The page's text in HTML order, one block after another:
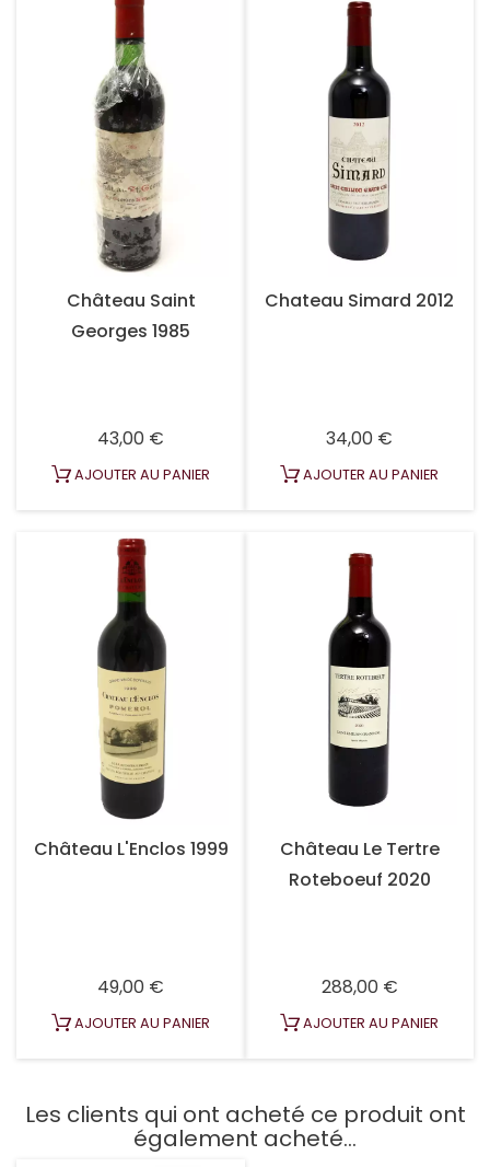
Château Saint
Georges 1985
43,00 €
AJOUTER AU PANIER
Chateau Simard 2012
34,00 €
AJOUTER AU PANIER
Château L'Enclos 1999
49,00 €
AJOUTER AU PANIER
Château Le Tertre
Roteboeuf 2020
288,00 €Prix
AJOUTER AU PANIER
Les clients qui ont acheté ce produit ont
également acheté...